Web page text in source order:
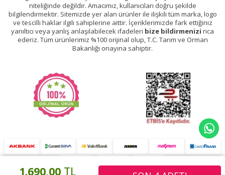
1.690,00TL
niteliğinde değildir. Amacımız, kullanıcıları doğru şekilde
bilgilendirmektir. Sitemizde yer alan ürünler ile ilişkili tüm marka, logo
ve tescilli haklar ilgili sahiplerine aittir. İçeriklerimizde fark ettiğiniz
yanıltıcı veya yanlış anlaşılabilecek ifadeleri bize bildirmenizi rica
ederiz. Tüm ürünlerimiz %100 orijinal olup, T.C. Tarım ve Orman
Bakanlığı onayına sahiptir.